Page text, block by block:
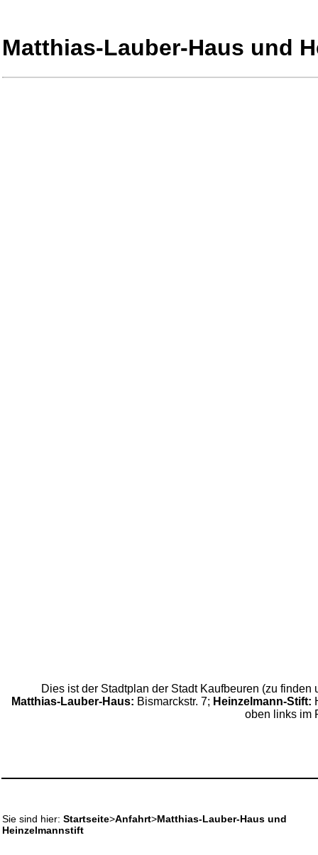
Matthias-Lauber-Haus und
Dies ist der Stadtplan der Stadt Kaufbeuren (zu finden
Matthias-Lauber-Haus: Bismarckstr. 7; Heinzelmann-Stift:
oben links im
Sie sind hier: Startseite>Anfahrt>Matthias-Lauber-Haus und
Heinzelmannstift